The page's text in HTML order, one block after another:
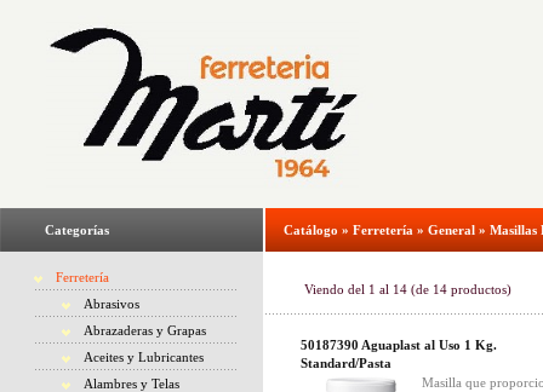
Categorías
Ferretería
Abrasivos
Abrazaderas y Grapas
Aceites y Lubricantes
Alambres y Telas
Catálogo » Ferretería » General » Masillas
Viendo del 1 al 14 (de 14 productos)
50187390 Aguaplast al Uso 1 Kg.
Standard/Pasta
Masilla que